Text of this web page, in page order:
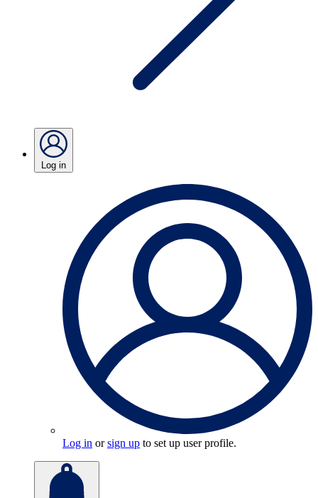
Log in
Log in orsign up to set up user profile.